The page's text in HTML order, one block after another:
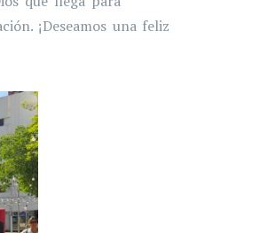
¡Deseamos una feliz